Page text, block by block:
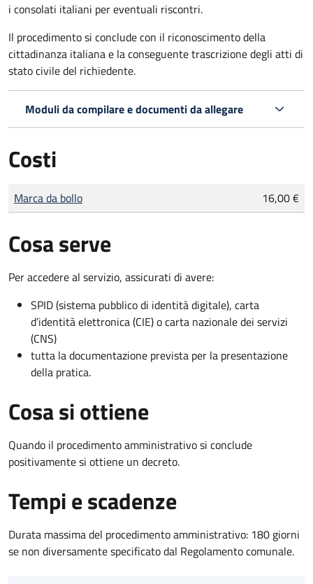
i consolati italiani per eventuali riscontri.
Il procedimento si conclude con il riconoscimento della
cittadinanza italiana e la conseguente trascrizione degli atti di
stato civile del richiedente.
Moduli da compilare e documenti da allegare
Costi
Tipo di pagamento
Importo
Marca da bollo 16,00 €
Cosa serve
Per accedere al servizio, assicurati di avere:
SPID (sistema pubblico di identità digitale), carta
d’identità elettronica (CIE) o carta nazionale dei servizi
(CNS)
tutta la documentazione prevista per la presentazione
della pratica.
Cosa si ottiene
Quando il procedimento amministrativo si conclude
positivamente si ottiene un decreto.
Tempi e scadenze
Durata massima del procedimento amministrativo: 180 giorni
se non diversamente specificato dal Regolamento comunale.